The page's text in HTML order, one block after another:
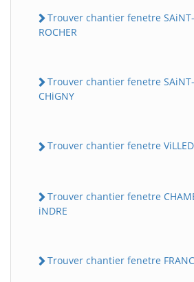
Trouver chantier fenetre
ROCHER
Trouver chantier fenetre SAiNT-
CHiGNY
Trouver chantier fenetre
Trouver chantier fenetre
iNDRE
Trouver chantier fenetre